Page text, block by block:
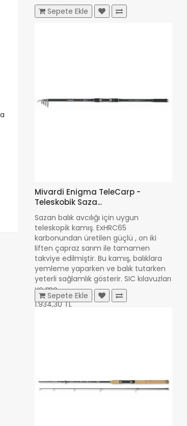
Sepete Ekle
Mivardi Enigma TeleCarp -
Teleskobik Saza...
Sazan balık avcılığı için uygun
teleskopik kamış. ExHRC65
karbonundan üretilen güçlü , on iki
liften çapraz sarım ile tamamen
takviye edilmiştir. Bu kamış, balıklara
yemleme yaparken ve balık tutarken
yeterli sağlamlık gösterir. SIC kılavuzları
ve mo..
1.934,30 TL
Sepete Ekle